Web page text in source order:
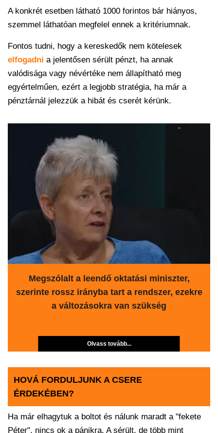
A konkrét esetben látható 1000 forintos bár hiányos,
szemmel láthatóan megfelel ennek a kritériumnak.
Fontos tudni, hogy a kereskedők nem kötelesek
elfogadni a jelentősen sérült pénzt, ha annak
valódisága vagy névértéke nem állapítható meg
egyértelműen, ezért a legjobb stratégia, ha már a
pénztárnál jelezzük a hibát és cserét kérünk.
Megszólalt a leendő oktatási miniszter,
szerinte rossz irányba tart a rendszer, ezekre
a változásokra van szükség
Olvass tovább...
HOVÁ FORDULJUNK A CSERE
ÉRDEKÉBEN?
Ha már elhagytuk a boltot és nálunk maradt a "fekete
Péter", nincs ok a pánikra. A sérült, de több mint